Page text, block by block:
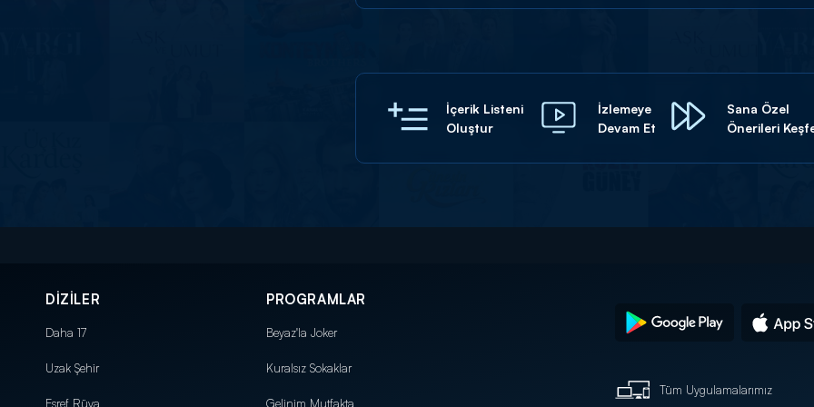
İçerik Listeni
Oluştur
İzlemeye
Devam Et
Sana Özel
Önerileri
DİZİLER
Daha 17
Uzak Şehir
Eşref Rüya
PROGRAMLAR
Beyaz'la Joker
Kuralsız Sokaklar
Gelinim Mutfakta
Tüm Uygulamalarımız